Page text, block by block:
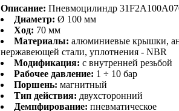
Описание: Пневмоцилиндр
Диаметр: Ø 100 мм
Ход: 70 мм
Материалы: алюминиевые крышки,
нержавеющей стали, уплотнения - NBR
Модификация: с внутренней резьбой
Рабочее давление: 1 ÷ 10 бар
Поршень: магнитный
Тип действия: двухсторонний
Демпфирование: пневматическое